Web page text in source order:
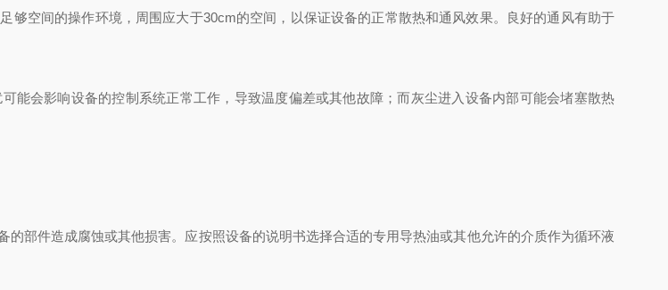
空间的操作环境，周围应大于30cm的空间，以保证设备的正常散热和通风效果。良好的通风有助于
会影响设备的控制系统正常工作，导致温度偏差或其他故障；而灰尘进入设备内部可能会堵塞散热
件造成腐蚀或其他损害。应按照设备的说明书选择合适的专用导热油或其他允许的介质作为循环液